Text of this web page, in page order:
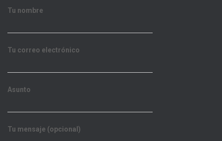
Tu nombre
Tu correo electrónico
Asunto
Tu mensaje (opcional)